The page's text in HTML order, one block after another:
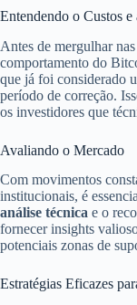
Entendendo o Custos
Antes de mergulhar
comportamento do
que já foi considerado
período de correção.
os investidores que
Avaliando o Mercado
Com movimentos
institucionais, é
análise técnica e o
fornecer insights
potenciais zonas de
Estratégias Eficazes